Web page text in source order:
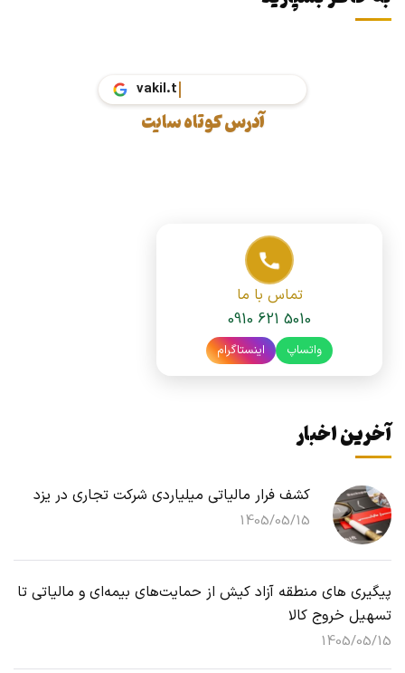
vak
آدرس کوتاه سایت
تماس با ما
0910 621 5010
واتساپ اینستاگرام
آخرین اخبار
کشف فرار مالیاتی میلیاردی شرکت تجاری در یزد
1405/05/15
پیگیری های منطقه آزاد کیش از حمایت‌های بیمه‌ای و مالیاتی تا
تسهیل خروج کالا
1405/05/15